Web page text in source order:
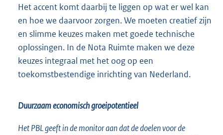
Het accent komt daarbij te liggen op wat er wel kan
en hoe we daarvoor zorgen. We moeten creatief zijn
en slimme keuzes maken met goede technische
oplossingen. In de Nota Ruimte maken we deze
keuzes integraal met het oog op een
toekomstbestendige inrichting van Nederland.
Duurzaam economisch groeipotentieel
Het PBL geeft in de monitor aan dat de doelen voor de